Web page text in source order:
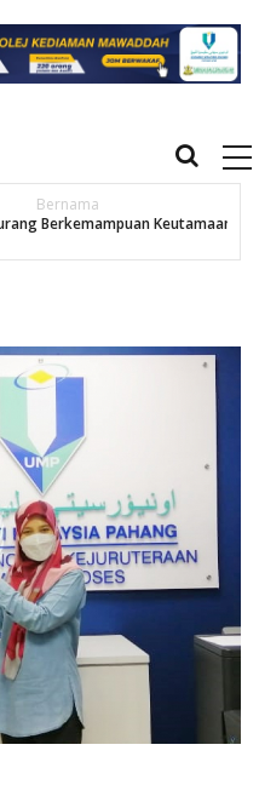
Keutamaan UMPSA